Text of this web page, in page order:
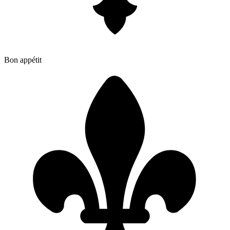
Bon appétit